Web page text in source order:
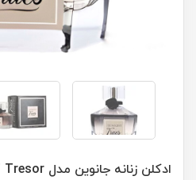
ادكلن زنانه جانوين مدل Le NIGHT Tresor|له نايت تروز